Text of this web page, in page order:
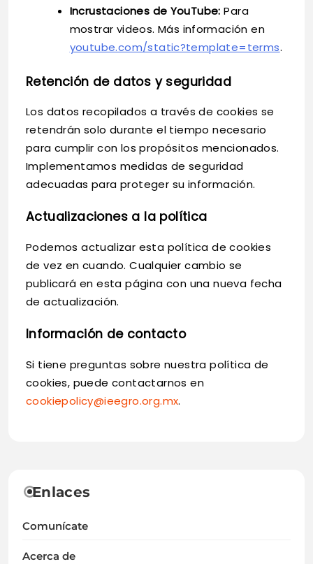
Incrustaciones de YouTube: Para
mostrar videos. Más información en
youtube.com/static?template=terms.
Retención de datos y seguridad
Los datos recopilados a través de cookies se
retendrán solo durante el tiempo necesario
para cumplir con los propósitos mencionados.
Implementamos medidas de seguridad
adecuadas para proteger su información.
Actualizaciones a la política
Podemos actualizar esta política de cookies
de vez en cuando. Cualquier cambio se
publicará en esta página con una nueva fecha
de actualización.
Información de contacto
Si tiene preguntas sobre nuestra política de
cookies, puede contactarnos en
cookiepolicy@ieegro.org.mx.
Enlaces
Comunícate
Acerca de